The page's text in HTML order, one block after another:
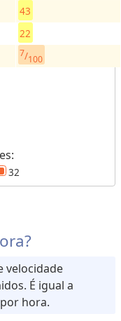
43
22
7/100
32
velocidade
É igual a
hora.